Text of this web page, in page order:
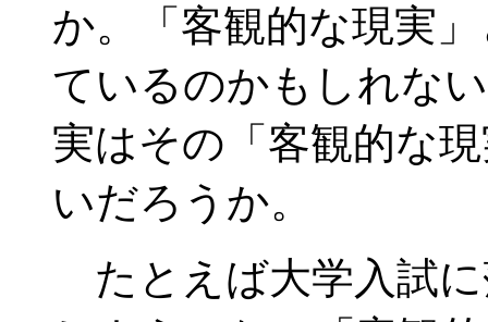
か。「客観的な現実
ているのかもしれな
実はその「客観的な
いだろうか。
たとえば大学入試